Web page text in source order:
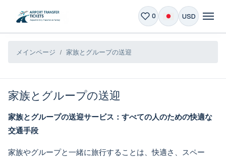
0 USD
メインページ 家族とグループの送迎
家族とグループの送迎
家族とグループの送迎サービス：すべての人のための快適な
交通手段
家族やグループと一緒に旅行することは、快適さ、スペー